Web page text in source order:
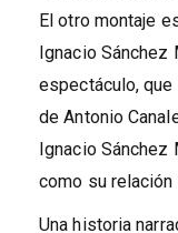
El otro montaje
Ignacio Sánchez
espectáculo,
de Antonio
Ignacio Sánchez
como su relación
Una historia